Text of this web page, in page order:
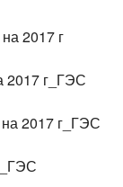
2017 г
2017 г_ГЭС
2017 г_ГЭС